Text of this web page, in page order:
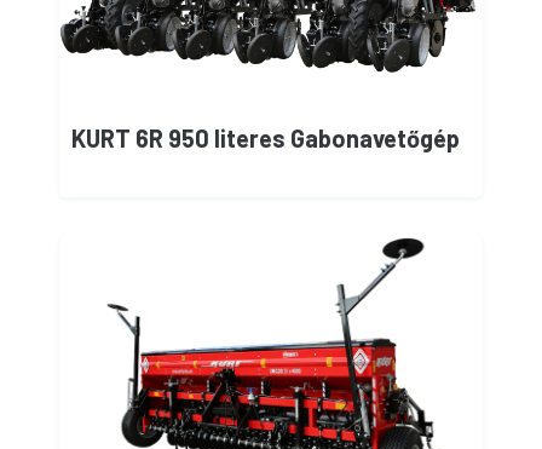
KURT 6R 950 literes Gabonavetőgép